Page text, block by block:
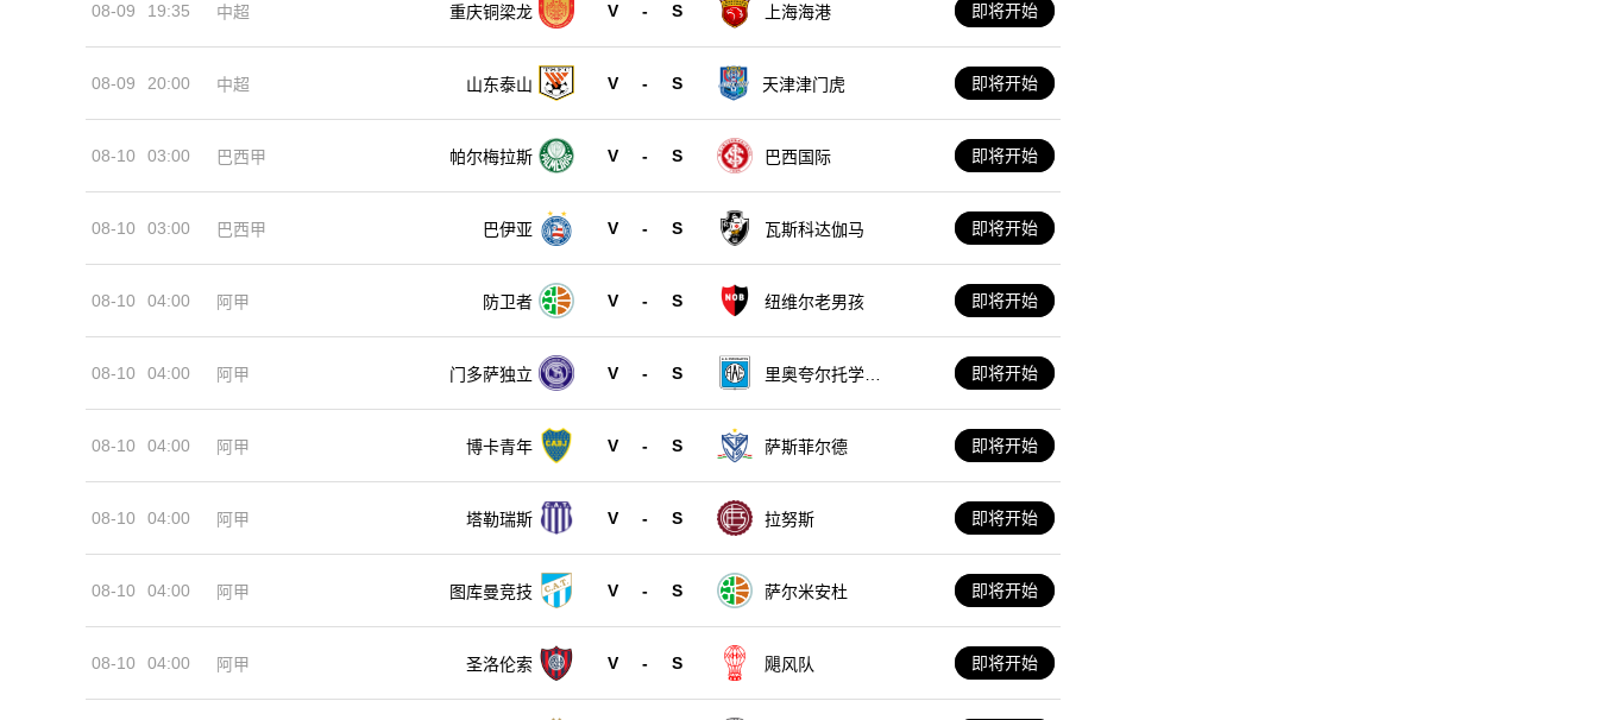
08-09 19:35 中超 重庆铜梁龙 V - S 上海海港 即将开始
08-09 20:00 中超 山东泰山 V - S 天津津门虎 即将开始
08-10 03:00 巴西甲 帕尔梅拉斯 V - S 巴西国际 即将开始
08-10 03:00 巴西甲 巴伊亚 V - S 瓦斯科达伽马 即将开始
08-10 04:00 阿甲 防卫者 V - S 纽维尔老男孩 即将开始
08-10 04:00 阿甲 门多萨独立 V - S
里奥夸尔托学生
即将开始
08-10 04:00 阿甲 博卡青年 V - S 萨斯菲尔德 即将开始
08-10 04:00 阿甲 塔勒瑞斯 V - S 拉努斯 即将开始
08-10 04:00 阿甲 图库曼竞技 V - S 萨尔米安杜 即将开始
08-10 04:00 阿甲 圣洛伦索 V - S 飓风队 即将开始